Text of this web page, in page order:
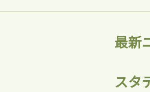
最新
スタ